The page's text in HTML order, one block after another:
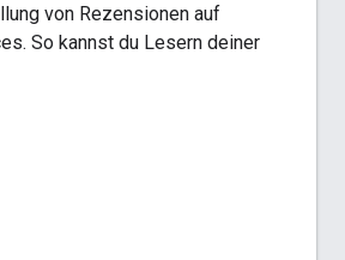
von Rezensionen auf
So kannst du Lesern deiner